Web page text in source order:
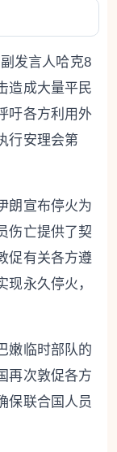
发言人哈克8
造成大量平民
吁各方利用外
行安理会第
朗宣布停火为
伤亡提供了契
促有关各方遵
永久停火，
嫩临时部队的
再次敦促各方
保联合国人员